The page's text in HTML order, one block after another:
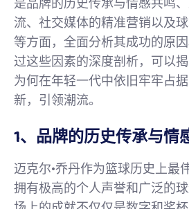
是品牌的历史传承与情感共鸣
流、社交媒体的精准营销以及
等方面，全面分析其成功的原
过这些因素的深度剖析，可以
为何在年轻一代中依旧牢牢占
新，引领潮流。
1、品牌的历史传承与情
迈克尔·乔丹作为篮球历史上最
拥有极高的个人声誉和广泛的